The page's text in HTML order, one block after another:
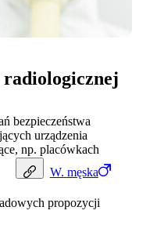
W. męska
bezpieczeństwa
urządzenia
np. placówkach
propozycji